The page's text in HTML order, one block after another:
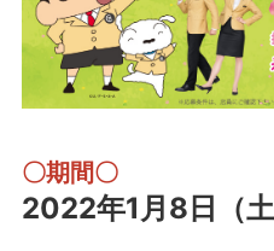
〇期間〇
2022年1月8日（